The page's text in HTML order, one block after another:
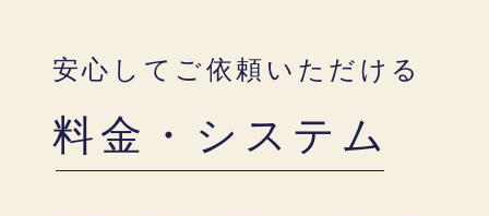
安心してご依頼いただける
料金・システム